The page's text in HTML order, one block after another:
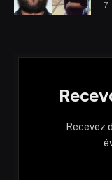
7
Recevez